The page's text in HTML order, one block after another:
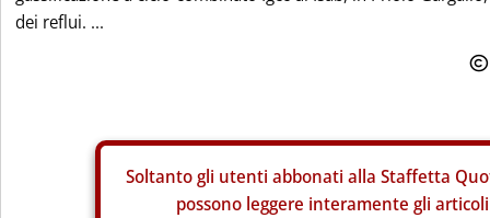
dei reflui. ...
Soltanto gli utenti abbonati alla Staffetta
possono leggere interamente gli